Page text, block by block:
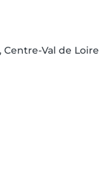
Centre-Val de Loire